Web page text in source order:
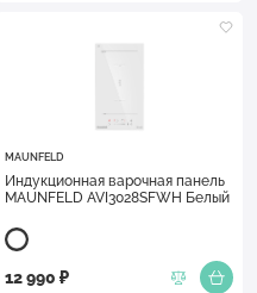
MAUNFELD
Индукционная варочная панель
MAUNFELD AVI3028SFWH Белый
12 990 ₽